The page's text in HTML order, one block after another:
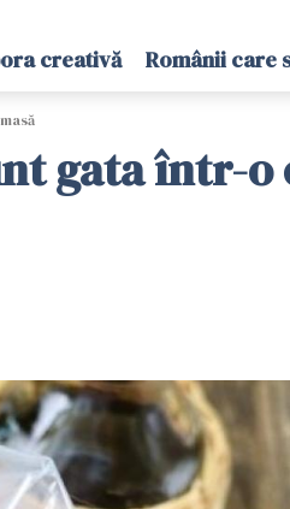
creativă Românii care
gata într-